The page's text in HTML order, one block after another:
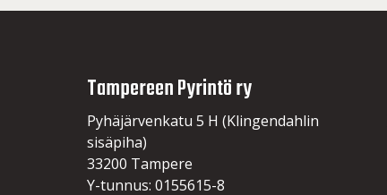
Tampereen Pyrintö ry
Pyhäjärvenkatu 5 H (Klingendahlin
sisäpiha)
33200 Tampere
Y-tunnus: 0155615-8